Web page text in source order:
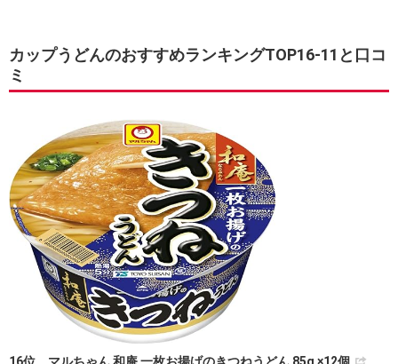
カップうどんのおすすめランキングTOP16-11と口コ
ミ